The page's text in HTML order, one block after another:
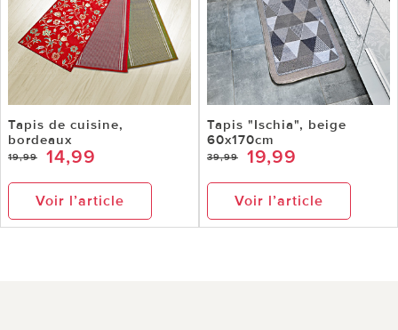
Tapis de cuisine,
bordeaux
19,99 14,99
Voir l’article
Tapis "Ischia", beige
60x170cm
39,99 19,99
Voir l’article